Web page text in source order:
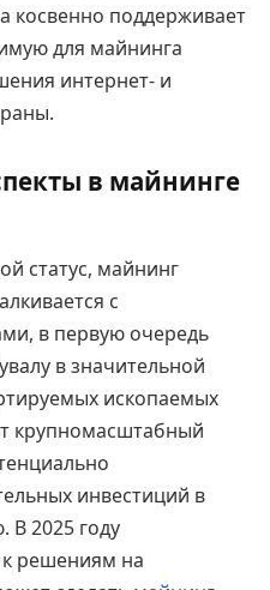
косвенно поддерживает
для майнинга
интернет- и
в майнинге
статус, майнинг
с
в первую очередь
в значительной
ископаемых
крупномасштабный
инвестиций в
В 2025 году
решениям на